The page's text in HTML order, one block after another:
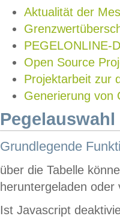
Aktualität der
PEGELONLINE-
Open Source
Projektarbeit zur
Generierung von
Grundlegende
über die Tabelle
heruntergeladen oder
Ist Javascript